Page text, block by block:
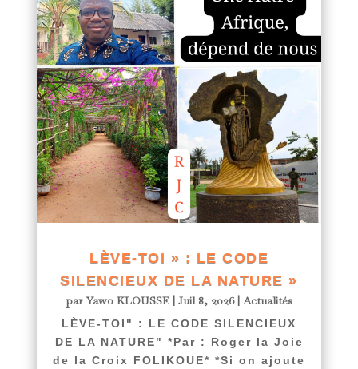
LÈVE-TOI » : LE CODE
SILENCIEUX DE LA NATURE »
parYawo KLOUSSE| Juil 8, 2026|Actualités
LÈVE-TOI" : LE CODE SILENCIEUX
DE LA NATURE" *Par : Roger la Joie
de la Croix FOLIKOUE* *Si on ajoute